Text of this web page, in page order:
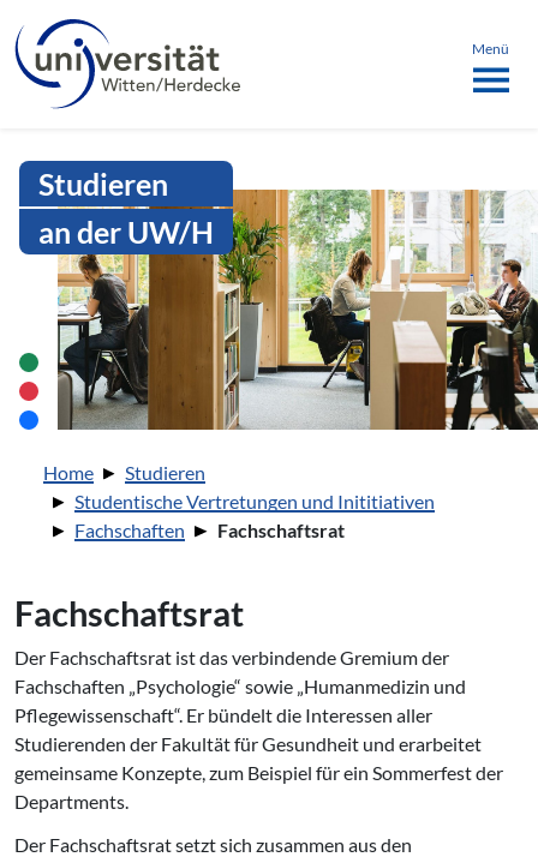
Intranet Uni WH | Fachschaftsrat
Menü
Sprachmenü
schließen
Studieren
an der UW/H
Sie sind hier:
Home
Studieren
Studentische Vertretungen und Inititiativen
Fachschaften
Fachschaftsrat
Fachschaftsrat
Der Fachschaftsrat ist das verbindende Gremium der
Fachschaften „Psychologie“ sowie „Humanmedizin und
Pflegewissenschaft“. Er bündelt die Interessen aller
Studierenden der Fakultät für Gesundheit und erarbeitet
gemeinsame Konzepte, zum Beispiel für ein Sommerfest der
Departments.
Der Fachschaftsrat setzt sich zusammen aus den